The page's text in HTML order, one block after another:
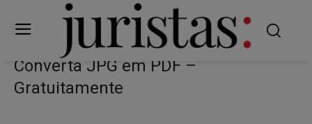
Converta JPG em PDF –
Gratuitamente